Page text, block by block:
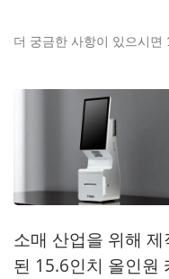
더 궁금한 사항이 있으시면
소매 산업을 위해 제
된 15.6인치 올인원